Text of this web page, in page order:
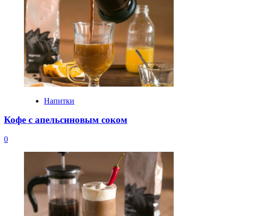
Напитки
Кофе с апельсиновым соком
0